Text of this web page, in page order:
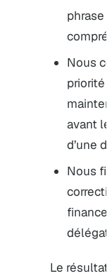
phrase
Nous
priorité
avant
d’une
Nous
Le